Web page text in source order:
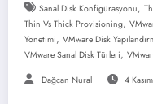
Sanal Disk Konfigürasyonu,
Thin Vs Thick Provisioning,
Yönetimi, VMware Disk
VMware Sanal Disk Türleri,
Dağcan Nural 4